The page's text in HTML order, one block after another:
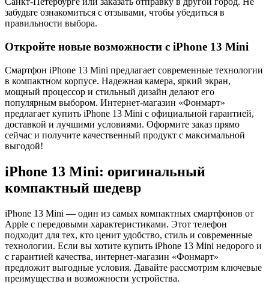
забудьте ознакомиться с отзывами, чтобы убедиться в
правильности выбора.
Откройте новые возможности с iPhone 13 Mini
Смартфон iPhone 13 Mini предлагает современные технологии
в компактном корпусе. Надежная камера, яркий экран,
мощный процессор и стильный дизайн делают его
популярным выбором. Интернет-магазин «Фонмарт»
предлагает купить iPhone 13 Mini с официальной гарантией,
доставкой и лучшими условиями. Оформите заказ прямо
сейчас и получите качественный продукт с максимальной
выгодой!
iPhone 13 Mini: оригинальный
компактный шедевр
iPhone 13 Mini — один из самых компактных смартфонов от
Apple с передовыми характеристиками. Этот телефон
подходит для тех, кто ценит удобство, стиль и современные
технологии. Если вы хотите купить iPhone 13 Mini недорого и
с гарантией качества, интернет-магазин «Фонмарт»
предложит выгодные условия. Давайте рассмотрим ключевые
преимущества и возможности устройства.